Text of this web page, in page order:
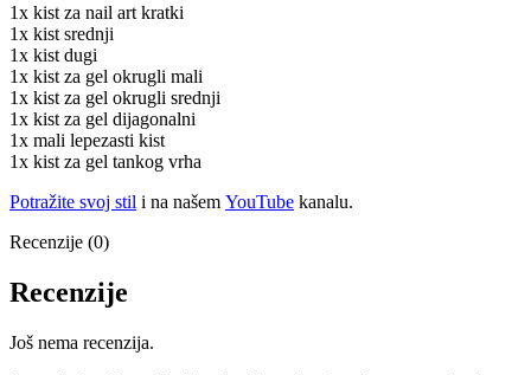
1x kist za nail art kratki
1x kist srednji
1x kist dugi
1x kist za gel okrugli mali
1x kist za gel okrugli srednji
1x kist za gel dijagonalni
1x mali lepezasti kist
1x kist za gel tankog vrha
Potražite svoj stil i na našem YouTube kanalu.
Recenzije (0)
Recenzije
Još nema recenzija.